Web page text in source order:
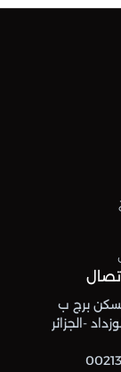
554 مسكن برج ب
-الجزائر